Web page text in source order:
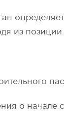
из
о начале